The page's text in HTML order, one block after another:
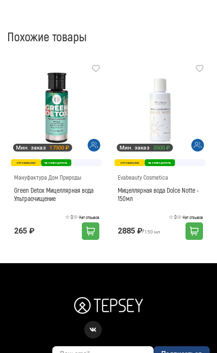
Похожие товары
Мин. заказ 17300 ₽
оптовая цена производитель
Мануфактура Дом Природы
Green Detox Мицеллярная вода
Ультраочищение
0 Нет отзывов
265 ₽
Мин. заказ 3500 ₽
оптовая цена производитель
Evabeauty Cosmetica
Мицеллярная вода Dolce Notte -
150мл
0 Нет отзывов
2885 ₽/150 мл